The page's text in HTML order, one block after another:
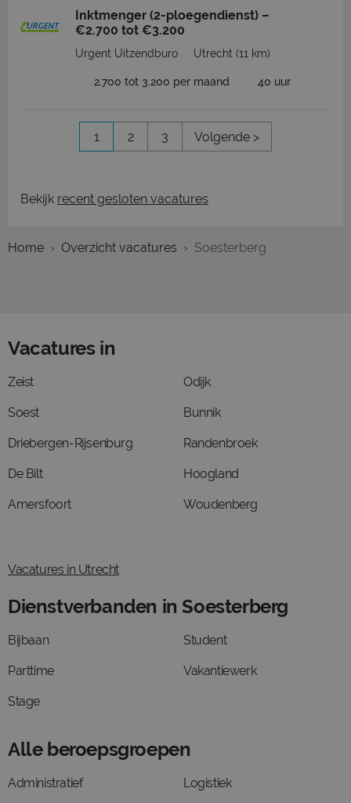
Inktmenger (2-ploegendienst) –
€2.700 tot €3.200
Urgent Uitzendburo Utrecht (11 km)
2.700 tot 3.200 per maand 40 uur
1 2 3 Volgende >
Bekijk recent gesloten vacatures
Home Overzicht vacatures Soesterberg
Vacatures in
Zeist
Soest
Driebergen-Rijsenburg
De Bilt
Amersfoort
Odijk
Bunnik
Randenbroek
Hoogland
Woudenberg
Vacatures in Utrecht
Dienstverbanden in Soesterberg
Bijbaan
Parttime
Stage
Student
Vakantiewerk
Alle beroepsgroepen
Administratief Logistiek